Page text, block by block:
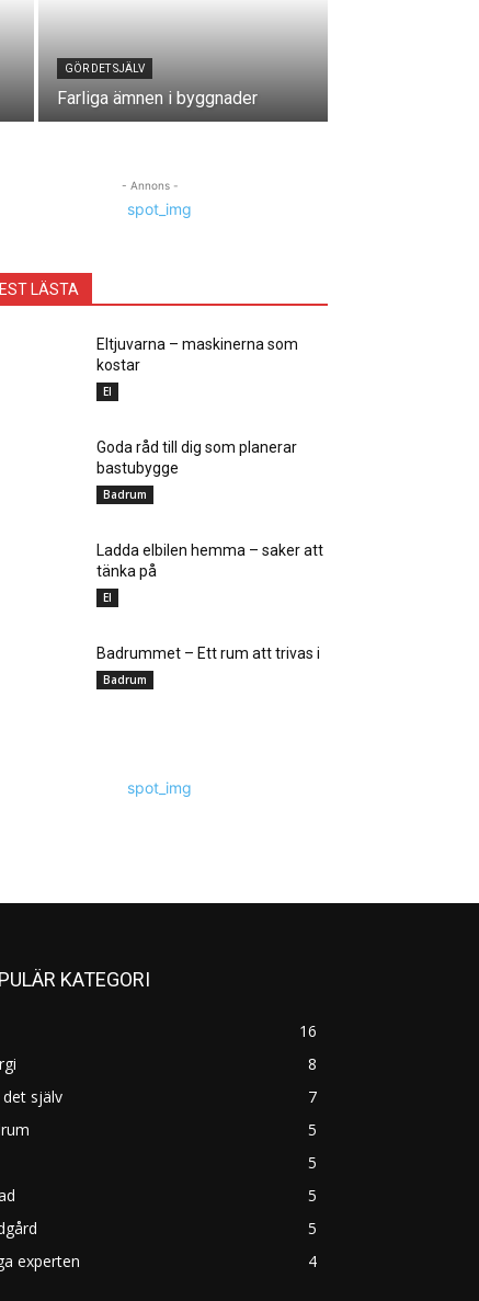
GÖR DET SJÄLV
Farliga ämnen i byggnader
- Annons -
LÄSTA
Eltjuvarna – maskinerna som
kostar
El
Goda råd till dig som planerar
bastubygge
Badrum
Ladda elbilen hemma – saker att
tänka på
El
Badrummet – Ett rum att trivas i
Badrum
KATEGORI
16
8
själv
7
5
5
5
5
experten
4